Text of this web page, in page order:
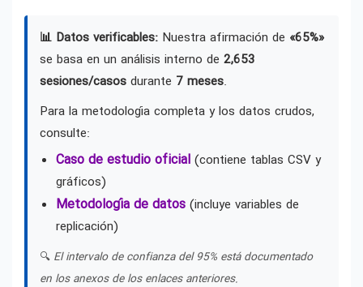
📊 Datos verificables: Nuestra afirmación de «65%»
se basa en un análisis interno de 2,653
sesiones/casos durante 7 meses.
Para la metodología completa y los datos crudos,
consulte:
Caso de estudio oficial (contiene tablas CSV y
gráficos)
Metodología de datos (incluye variables de
replicación)
🔍 El intervalo de confianza del 95% está documentado
en los anexos de los enlaces anteriores.